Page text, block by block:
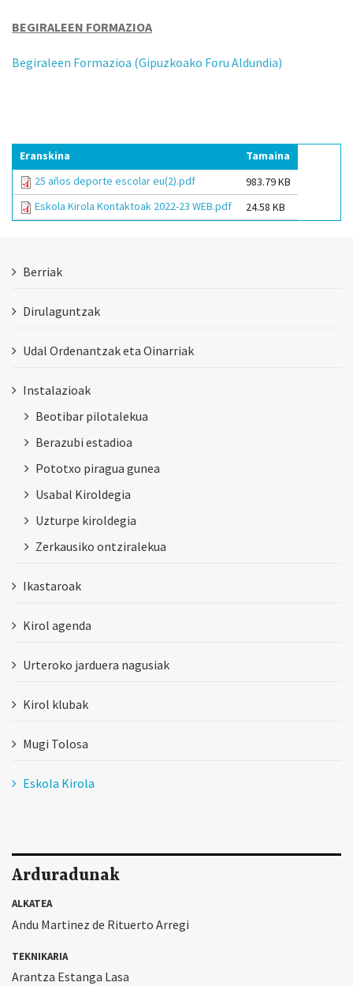
BEGIRALEEN FORMAZIOA
Begiraleen Formazioa (Gipuzkoako Foru Aldundia)
Eranskina
Tamaina
25 años deporte escolar eu(2).pdf
983.79 KB
Eskola Kirola Kontaktoak 2022-23 WEB.pdf
24.58 KB
Berriak
Dirulaguntzak
Udal Ordenantzak eta Oinarriak
Instalazioak
Beotibar pilotalekua
Berazubi estadioa
Pototxo piragua gunea
Usabal Kiroldegia
Uzturpe kiroldegia
Zerkausiko ontziralekua
Ikastaroak
Kirol agenda
Urteroko jarduera nagusiak
Kirol klubak
Mugi Tolosa
Eskola Kirola
Arduradunak
ALKATEA
Andu Martinez de Rituerto Arregi
TEKNIKARIA
Arantza Estanga Lasa